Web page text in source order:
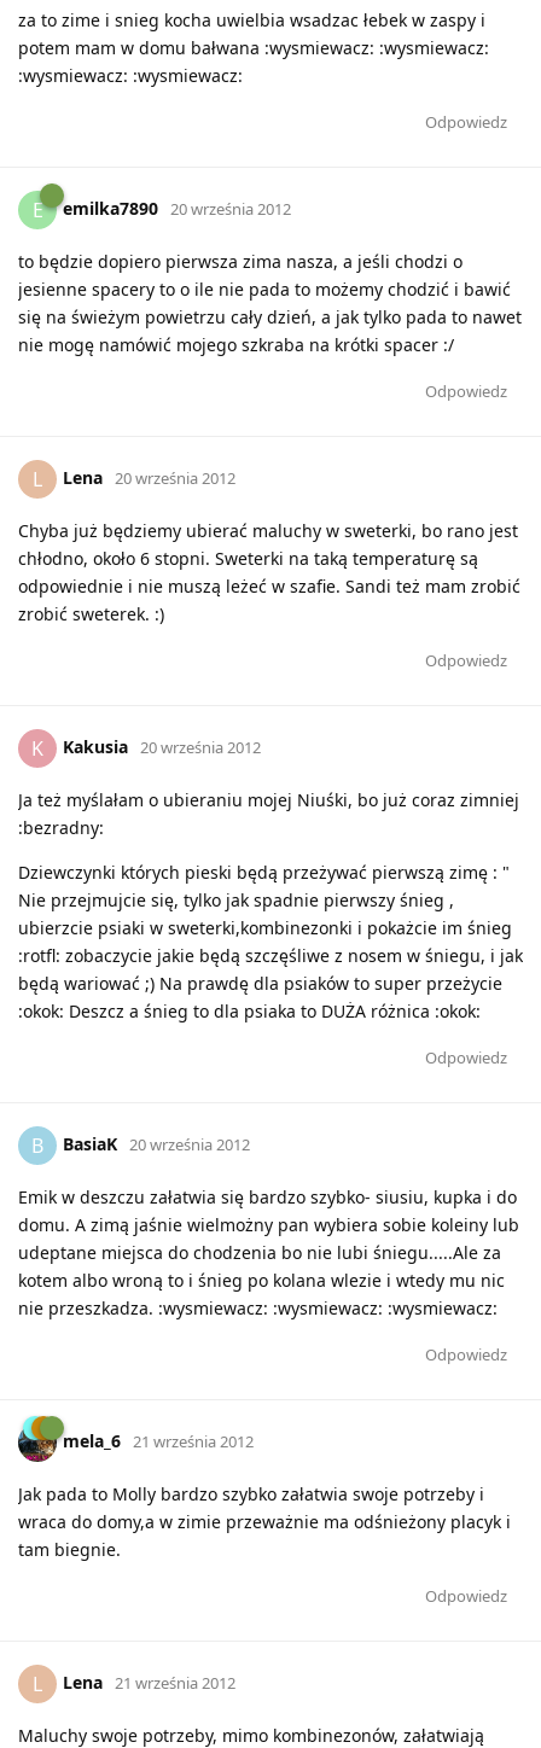
za to zime i snieg kocha uwielbia wsadzac łebek w zaspy i
potem mam w domu bałwana :wysmiewacz: :wysmiewacz:
:wysmiewacz: :wysmiewacz:
Odpowiedz
E emilka7890 20 września 2012
to będzie dopiero pierwsza zima nasza, a jeśli chodzi o
jesienne spacery to o ile nie pada to możemy chodzić i bawić
się na świeżym powietrzu cały dzień, a jak tylko pada to nawet
nie mogę namówić mojego szkraba na krótki spacer :/
Odpowiedz
L Lena 20 września 2012
Chyba już będziemy ubierać maluchy w sweterki, bo rano jest
chłodno, około 6 stopni. Sweterki na taką temperaturę są
odpowiednie i nie muszą leżeć w szafie. Sandi też mam zrobić
zrobić sweterek. :)
Odpowiedz
K Kakusia 20 września 2012
Ja też myślałam o ubieraniu mojej Niuśki, bo już coraz zimniej
:bezradny:
Dziewczynki których pieski będą przeżywać pierwszą zimę : "
Nie przejmujcie się, tylko jak spadnie pierwszy śnieg ,
ubierzcie psiaki w sweterki,kombinezonki i pokażcie im śnieg
:rotfl: zobaczycie jakie będą szczęśliwe z nosem w śniegu, i jak
będą wariować ;) Na prawdę dla psiaków to super przeżycie
:okok: Deszcz a śnieg to dla psiaka to DUŻA różnica :okok:
Odpowiedz
B BasiaK 20 września 2012
Emik w deszczu załatwia się bardzo szybko- siusiu, kupka i do
domu. A zimą jaśnie wielmożny pan wybiera sobie koleiny lub
udeptane miejsca do chodzenia bo nie lubi śniegu.....Ale za
kotem albo wroną to i śnieg po kolana wlezie i wtedy mu nic
nie przeszkadza. :wysmiewacz: :wysmiewacz: :wysmiewacz:
Odpowiedz
mela_6 21 września 2012
Jak pada to Molly bardzo szybko załatwia swoje potrzeby i
wraca do domy,a w zimie przeważnie ma odśnieżony placyk i
tam biegnie.
Odpowiedz
L Lena 21 września 2012
Maluchy swoje potrzeby, mimo kombinezonów, załatwiają